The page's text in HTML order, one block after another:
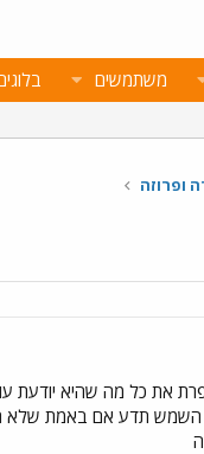
משתמשים
ופרוזה
את כל מה שהיא יודעת
השמש תדע אם באמת שלא